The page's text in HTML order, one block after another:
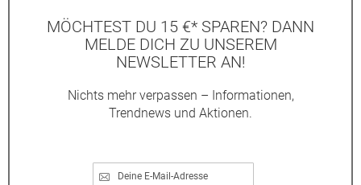
MÖCHTEST DU 15 €* SPAREN? DANN
MELDE DICH ZU UNSEREM
NEWSLETTER AN!
Nichts mehr verpassen – Informationen,
Trendnews und Aktionen.